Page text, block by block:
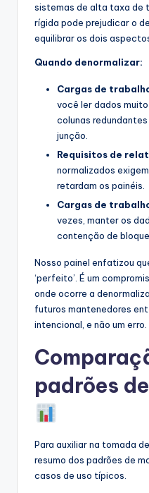
sistemas de alta taxa de
rígida pode prejudicar o
equilibrar os dois
Quando denormalizar:
Cargas de
você ler dados
colunas
junção.
Requisitos de
normalizados
retardam os painéis.
Cargas de
vezes, manter os
contenção de
Nosso painel enfatizou
‘perfeito’. É um
onde ocorre a
futuros mantenedores
intencional, e não um erro.
padrões
Para auxiliar na tomada
resumo dos padrões de
casos de uso típicos.